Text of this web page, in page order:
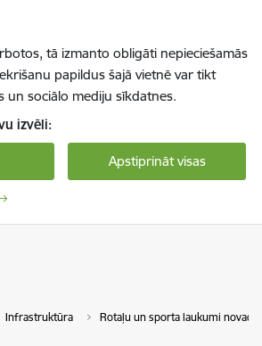
tā izmanto obligāti nepieciešamās
papildus šajā vietnē var tikt
un sociālo mediju sīkdatnes.
izvēli:
Apstiprināt visas
Infrastruktūra Rotaļu un sporta laukumi novadā